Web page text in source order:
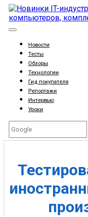
Новости
Тесты
Обзоры
Технологии
Гид покупателя
Репортажи
Интервью
Уроки